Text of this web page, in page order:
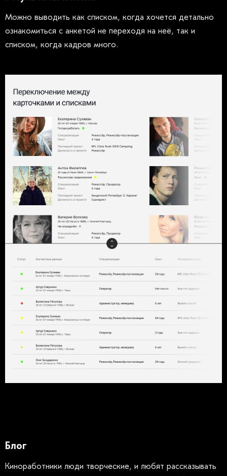
Можно выводить как списком, когда хочется детально
ознакомиться с анкетой не переходя на неё, так и
списком, когда кадров много.
Блог
Киноработники люди творческие, и любят рассказывать